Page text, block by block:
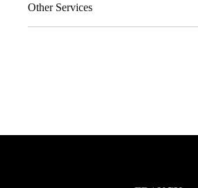
Other Services